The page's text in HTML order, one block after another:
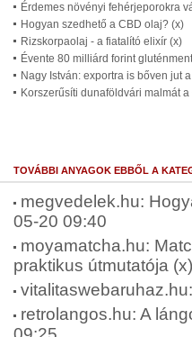
Érdemes növényi fehérjeporokra
Hogyan szedhető a CBD olaj? (x)
Rizskorpaolaj - a fiatalító elixír (x)
Évente 80 milliárd forint
Nagy István: exportra is bőven jut
Korszerűsíti dunaföldvári malmát a
TOVÁBBI ANYAGOK EBBŐL A
megvedelek.hu:
05-20 09:40
moyamatcha.hu:
praktikus útmutatója
retrolangos.hu: A